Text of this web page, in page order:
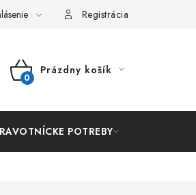
Registrácia
NÁKUPNÝ
Prázdny košík
POTREBY